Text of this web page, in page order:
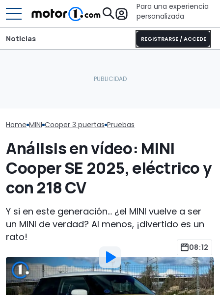
Para una experiencia
personalizada
REGISTRARSE / ACCEDE
Noticias
Home MINI Cooper 3 puertas Pruebas
Análisis en vídeo: MINI
Cooper SE 2025, eléctrico y
con 218 CV
Y si en este generación... ¿el MINI vuelve a ser
un MINI de verdad? Al menos, ¡divertido es un
rato!
08:12
Por:Javier Llorente
3 Mar 2025a las 20:00